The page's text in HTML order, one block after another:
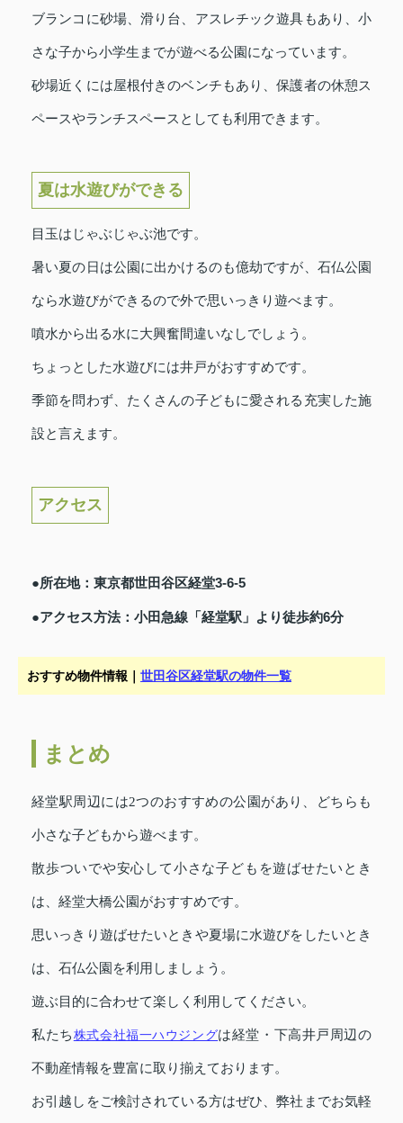
ブランコに砂場、滑り台、アスレチック遊具もあり、小
さな子から小学生までが遊べる公園になっています。
砂場近くには屋根付きのベンチもあり、保護者の休憩ス
ペースやランチスペースとしても利用できます。
夏は水遊びができる
目玉はじゃぶじゃぶ池です。
暑い夏の日は公園に出かけるのも億劫ですが、石仏公園
なら水遊びができるので外で思いっきり遊べます。
噴水から出る水に大興奮間違いなしでしょう。
ちょっとした水遊びには井戸がおすすめです。
季節を問わず、たくさんの子どもに愛される充実した施
設と言えます。
アクセス
●所在地：東京都世田谷区経堂3-6-5
●アクセス方法：小田急線「経堂駅」より徒歩約6分
おすすめ物件情報｜ 世田谷区経堂駅の物件一覧
まとめ
経堂駅周辺には2つのおすすめの公園があり、どちらも
小さな子どもから遊べます。
散歩ついでや安心して小さな子どもを遊ばせたいとき
は、経堂大橋公園がおすすめです。
思いっきり遊ばせたいときや夏場に水遊びをしたいとき
は、石仏公園を利用しましょう。
遊ぶ目的に合わせて楽しく利用してください。
私たち株式会社福一ハウジングは経堂・下高井戸周辺の
不動産情報を豊富に取り揃えております。
お引越しをご検討されている方はぜひ、弊社までお気軽